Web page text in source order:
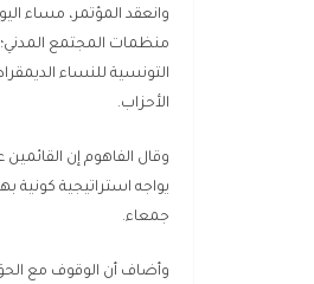
وانعقد المؤتمر، مساء
منظمات المجتمع المدني؛
التونسية للنساء
الأحزاب.
وقال الفاهوم إن
يواجه استراتيجية
جمعاء.
وأضاف أن الوقوف مع الحق